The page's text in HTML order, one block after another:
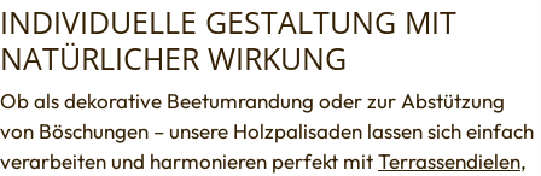
INDIVIDUELLE GESTALTUNG MIT
NATÜRLICHER WIRKUNG
Ob als dekorative Beetumrandung oder zur Abstützung
von Böschungen – unsere Holzpalisaden lassen sich einfach
verarbeiten und harmonieren perfekt mitTerrassendielen,